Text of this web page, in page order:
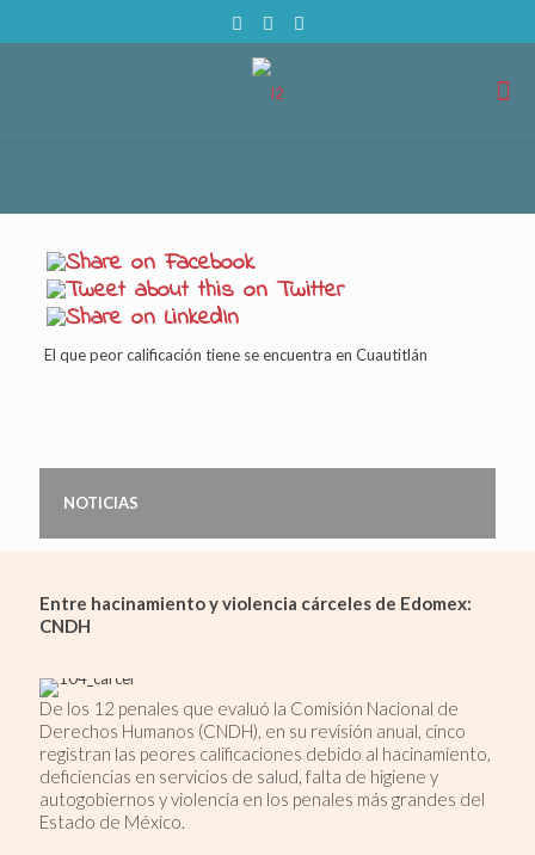
El que peor calificación tiene se encuentra en Cuautitlán
NOTICIAS
Entre hacinamiento y violencia cárceles de Edomex:
CNDH
De los 12 penales que evaluó la Comisión Nacional de
Derechos Humanos (CNDH), en su revisión anual, cinco
registran las peores calificaciones debido al hacinamiento,
deficiencias en servicios de salud, falta de higiene y
autogobiernos y violencia en los penales más grandes del
Estado de México.